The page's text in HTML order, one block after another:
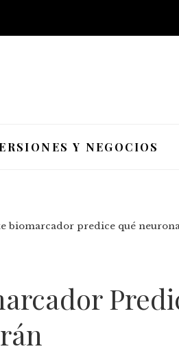
Y NEGOCIOS
biomarcador predice qué